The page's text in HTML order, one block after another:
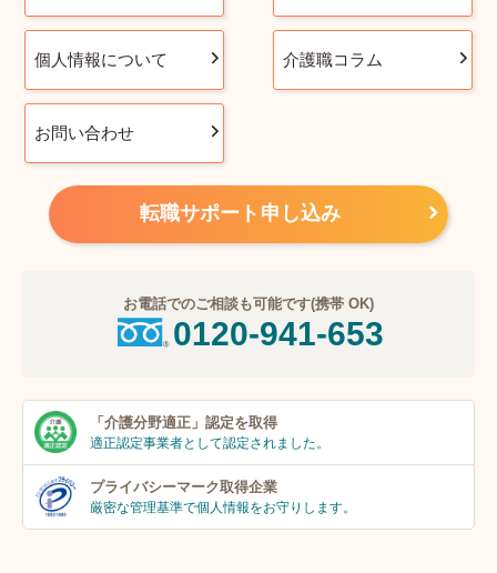
個人情報について 介護職コラム
お問い合わせ
転職サポート申し込み
お電話でのご相談も可能です(携帯 OK)
0120-941-653
「介護分野適正」 認定を取得
適正認定事業者として認定されました。
プライバシーマーク取得企業
厳密な管理基準で個人情報をお守りします。